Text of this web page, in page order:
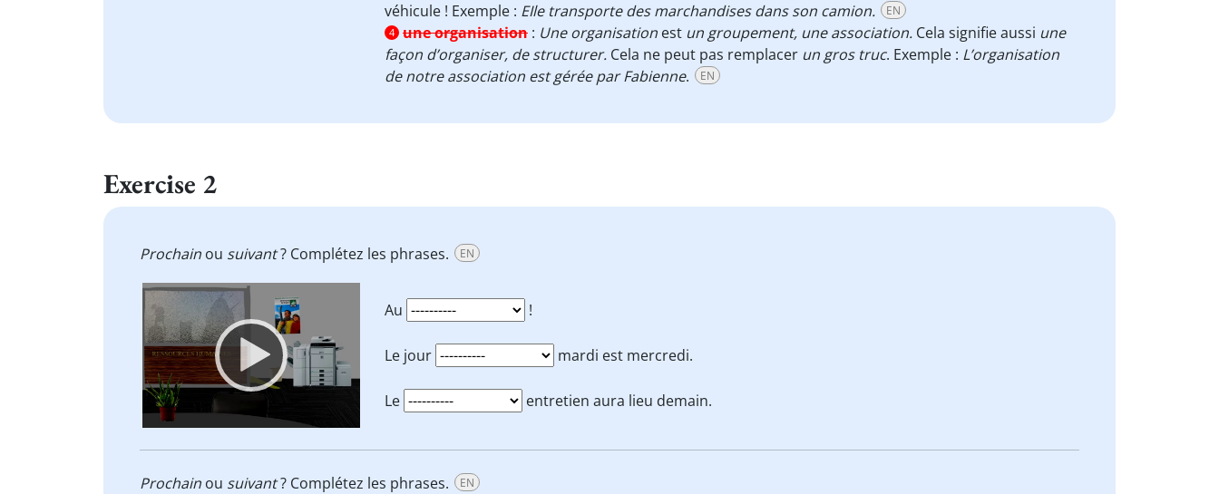
véhicule ! Exemple : EIle transporte des marchandises dans son camion. EN
4 une organisation : Une organisation est un groupement, une association. Cela signifie aussi une
façon d’organiser, de structurer. Cela ne peut pas remplacer un gros truc. Exemple : L’organisation
de notre association est gérée par Fabienne. EN
Exercise 2
Prochain ou suivant? Complétez les phrases. EN
Video
Player
Au !
Le jour mardi est mercredi.
Le entretien aura lieu demain.
Prochain ou suivant? Complétez les phrases. EN